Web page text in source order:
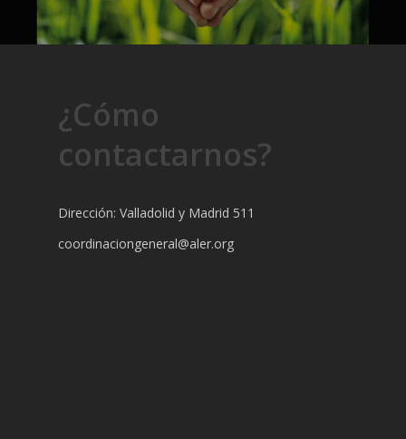
¿Cómo
contactarnos?
Dirección: Valladolid y Madrid 511
coordinaciongeneral@aler.org